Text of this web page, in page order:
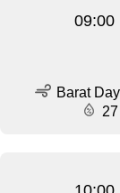
09:00
Barat